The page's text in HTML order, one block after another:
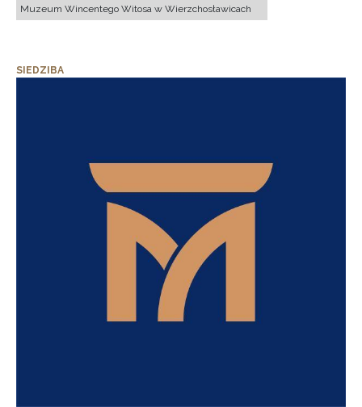
Muzeum Wincentego Witosa w Wierzchosławicach
SIEDZIBA